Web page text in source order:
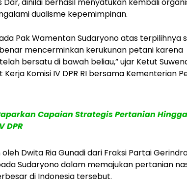
dinilai berhasil menyatukan kembali
dualisme kepemimpinan.
Pak Wamentan Sudaryono atas terpilihnya
mencerminkan kerukunan petani karena
bersatu di bawah beliau,” ujar Ketut
Komisi IV DPR RI bersama Kementerian
Capaian Strategis Pertanian Hingga
DPR
Dwita Ria Gunadi dari Fraksi Partai
Sudaryono dalam memajukan pertanian
di Indonesia tersebut.